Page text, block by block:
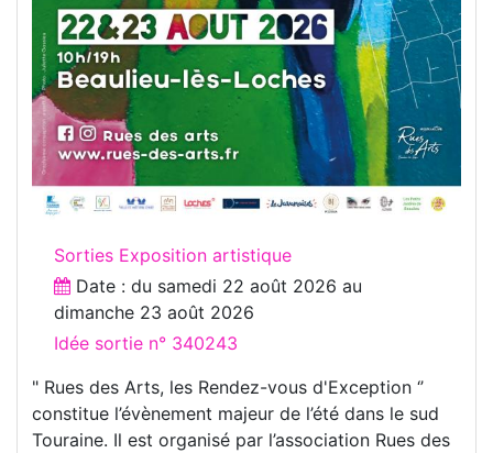
Sorties Exposition artistique
Date : du samedi 22 août 2026 au
dimanche 23 août 2026
Idée sortie n° 340243
" Rues des Arts, les Rendez-vous d'Exception ‘’
constitue l’évènement majeur de l’été dans le sud
Touraine. Il est organisé par l’association Rues des